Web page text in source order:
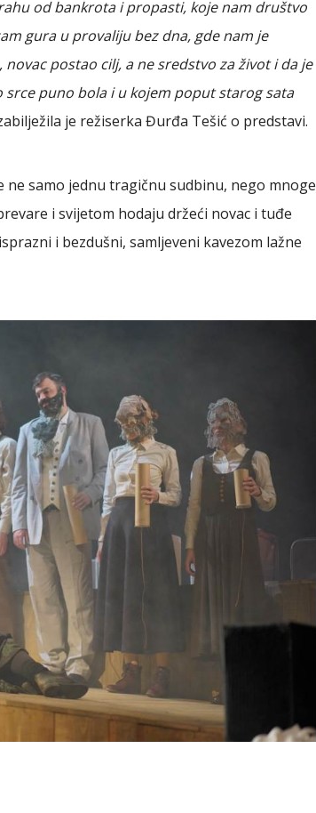
od bankrota i propasti, koje nam društvo
gura u provaliju bez dna, gde nam je
postao cilj, a ne sredstvo za život i da je
srce puno bola i u kojem poput starog sata
je režiserka Đurđa Tešić o predstavi.
ne samo jednu tragičnu sudbinu, nego mnoge
i svijetom hodaju držeći novac i tuđe
i bezdušni, samljeveni kavezom lažne